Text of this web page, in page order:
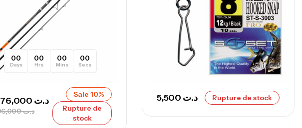
Canne Sunset Secret Cove 420 Cm 100
– 300 G
Cannes,Surfcasting
د.ت748,000
د.ت
00
Days
00
Hrs
00
Mins
00
Secs
د.ت1.196,000
د.ت
Sale 10%
Rupture de
stock
د.ت Rupture de stock